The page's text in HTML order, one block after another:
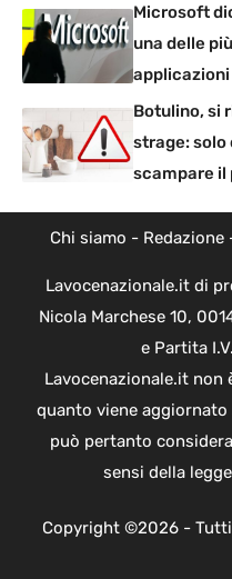
Microsoft
una delle
applicazioni
Botulino, si
strage: solo
scampare il
Chi siamo - Redazione
Lavocenazionale.it di
Nicola Marchese 10,
e Partita
Lavocenazionale.it
quanto viene
può pertanto
sensi della
Copyright ©2026 -